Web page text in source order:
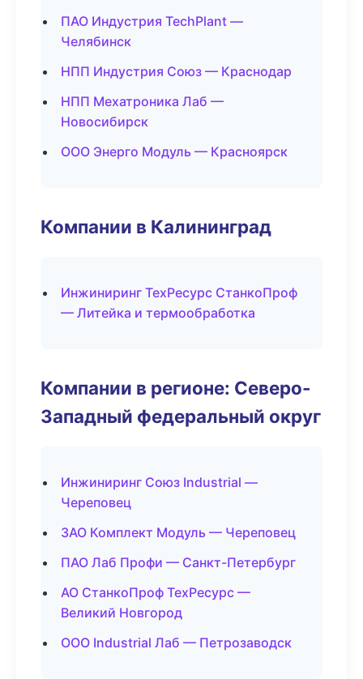
ПАО Индустрия TechPlant —
Челябинск
НПП Индустрия Союз — Краснодар
НПП Мехатроника Лаб —
Новосибирск
ООО Энерго Модуль — Красноярск
Компании в Калининград
Инжиниринг ТехРесурс СтанкоПроф
— Литейка и термообработка
Компании в регионе: Северо-
Западный федеральный округ
Инжиниринг Союз Industrial —
Череповец
ЗАО Комплект Модуль — Череповец
ПАО Лаб Профи — Санкт-Петербург
АО СтанкоПроф ТехРесурс —
Великий Новгород
ООО Industrial Лаб — Петрозаводск